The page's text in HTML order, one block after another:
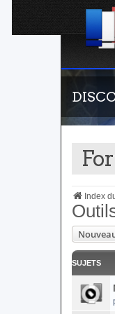
France !
Index
SUJETS